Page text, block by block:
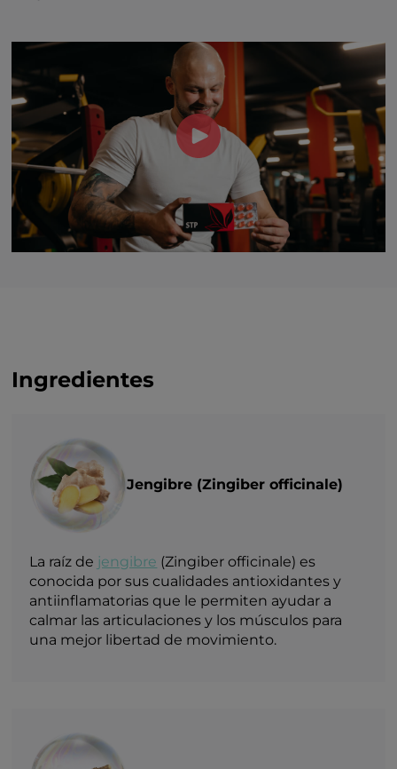
Ingredientes
Jengibre (Zingiber officinale)
La raíz de jengibre (Zingiber officinale) es
conocida por sus cualidades antioxidantes y
antiinflamatorias que le permiten ayudar a
calmar las articulaciones y los músculos para
una mejor libertad de movimiento.